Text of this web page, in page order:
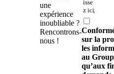
une
expérience
inoubliable ?
Rencontrons-
nous !
sur la
les
au
qu’aux